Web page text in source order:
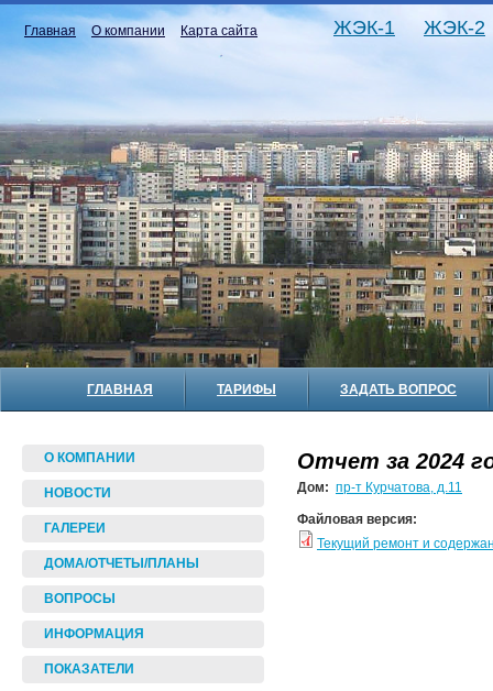
Главная О компании Карта сайта ЖЭК-1 ЖЭК-2
ГЛАВНАЯ ТАРИФЫ ЗАДАТЬ ВОПРОС
О КОМПАНИИ
НОВОСТИ
ГАЛЕРЕИ
ДОМА/ОТЧЕТЫ/ПЛАНЫ
ВОПРОСЫ
ИНФОРМАЦИЯ
ПОКАЗАТЕЛИ
Отчет за 2024
Дом: пр-т Курчатова, д.11
Файловая версия:
Текущий ремонт и